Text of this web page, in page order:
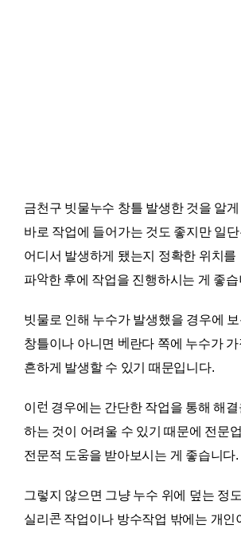
금천구 빗물누수 창틀 발생한 것을 알게
바로 작업에 들어가는 것도 좋지만 일
어디서 발생하게 됐는지 정확한 위치를
파악한 후에 작업을 진행하시는 게 좋습
빗물로 인해 누수가 발생했을 경우에
창틀이나 아니면 베란다 쪽에 누수가
흔하게 발생할 수 있기 때문입니다.
이런 경우에는 간단한 작업을 통해 해결
하는 것이 어려울 수 있기 때문에 전문
전문적 도움을 받아보시는 게 좋습니다.
그렇지 않으면 그냥 누수 위에 덮는 정
실리콘 작업이나 방수작업 밖에는 개인